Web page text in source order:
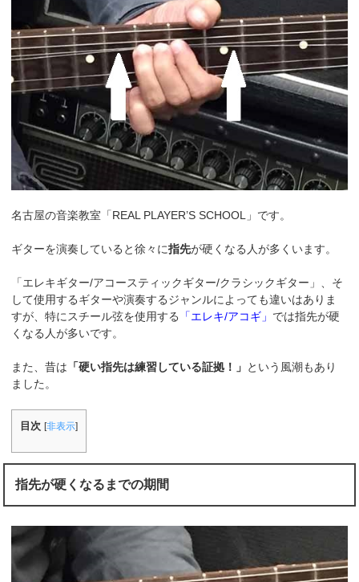
名古屋の音楽教室「REAL PLAYER’S SCHOOL」です。
ギターを演奏していると徐々に指先が硬くなる人が多くいます。
「エレキギター/アコースティックギター/クラシックギター」、そ
して使用するギターや演奏するジャンルによっても違いはありま
すが、特にスチール弦を使用する
「エレキ/アコギ」 では指先が硬
くなる人が多いです。
また、昔は 「硬い指先は練習している証拠！」 という風潮もあり
ました。
目次 [非表示]
指先が硬くなるまでの期間